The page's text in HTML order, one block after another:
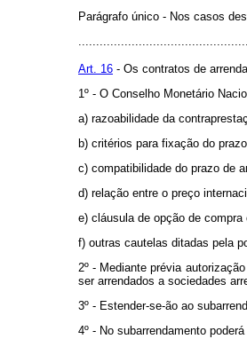
Parágrafo único - Nos casos
Art. 16 - Os contratos de
1º - O Conselho Monetário
a) razoabilidade da
b) critérios para fixação do
c) compatibilidade do prazo de
d) relação entre o preço
e) cláusula de opção de
f) outras cautelas ditadas pela
2º - Mediante prévia
ser arrendados a sociedades
3º - Estender-se-ão ao
4º - No subarrendamento